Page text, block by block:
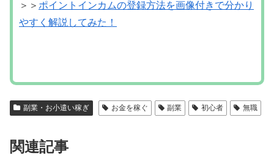
関連記事
うになりましたが、お金に困っているの
事情からお金を稼がないといけない学生
さんも少なくありません。そんな学生さ